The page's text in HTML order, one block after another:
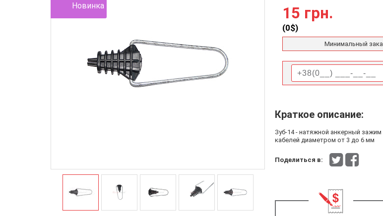
Новинка 15 грн.
(0$)
Минимальный
Краткое описание:
Зуб-14 - натяжной анкерный
кабелей диаметром от 3 до 6 мм
Поделиться в: